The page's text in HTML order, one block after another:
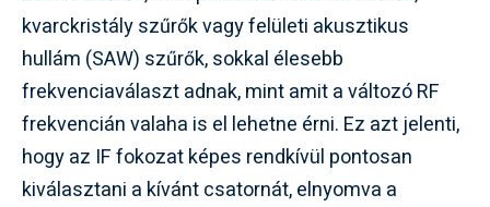
kvarckristály szűrők vagy felületi akusztikus
hullám (SAW) szűrők, sokkal élesebb
frekvenciaválaszt adnak, mint amit a változó RF
frekvencián valaha is el lehetne érni. Ez azt jelenti,
hogy az IF fokozat képes rendkívül pontosan
kiválasztani a kívánt csatornát, elnyomva a